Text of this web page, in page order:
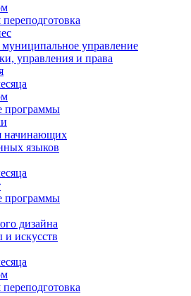
муниципальное управление
управления и права
программы
начинающих
языков
программы
дизайна
и искусств